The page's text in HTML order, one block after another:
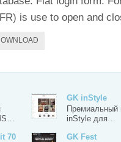
is use to open and
GK inStyle
Премиальный
inStyle для…
70
GK Fest